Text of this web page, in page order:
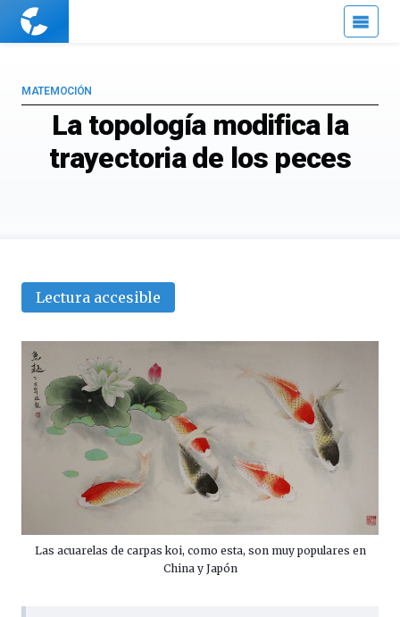
Cuaderno
La topología modifica la
trayectoria de los peces
MATEMOCIÓN
Lectura accesible
Las acuarelas de carpas koi, como esta, son muy populares en
China y Japón